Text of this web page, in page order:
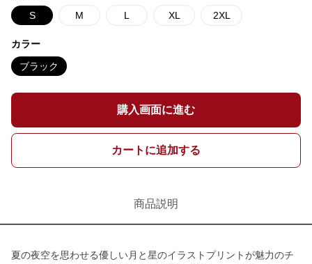
S M L XL 2XL
カラー
ブラック
購入画面に進む
カートに追加する
商品説明
夏の夜空を思わせる優しい月と星のイラストプリントが魅力のチ